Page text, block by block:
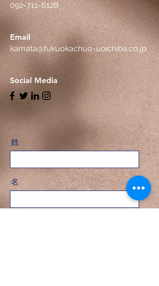
092-711-6128
Email
kamata@fukuokachuo-uoichiba.co.jp
Social Media
姓
名